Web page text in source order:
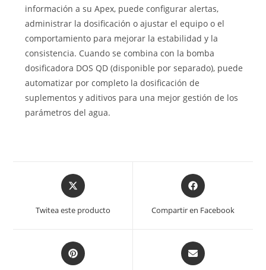
información a su Apex, puede configurar alertas,
administrar la dosificación o ajustar el equipo o el
comportamiento para mejorar la estabilidad y la
consistencia. Cuando se combina con la bomba
dosificadora DOS QD (disponible por separado), puede
automatizar por completo la dosificación de
suplementos y aditivos para una mejor gestión de los
parámetros del agua.
Opens
in
new
Twitea este producto
Opens
in
new
Compartir en Facebook
Opens
in
Opens
in